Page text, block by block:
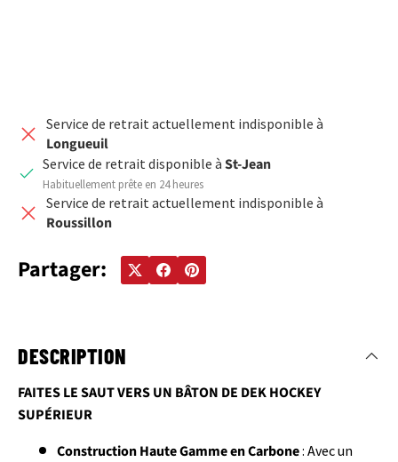
Service de retrait actuellement indisponible à
Longueuil
Service de retrait disponible à St-Jean
Habituellement prête en 24 heures
Service de retrait actuellement indisponible à
Roussillon
Partager:
DESCRIPTION
FAITES LE SAUT VERS UN BÂTON DE DEK HOCKEY
SUPÉRIEUR
Construction Haute Gamme en Carbone: Avec un